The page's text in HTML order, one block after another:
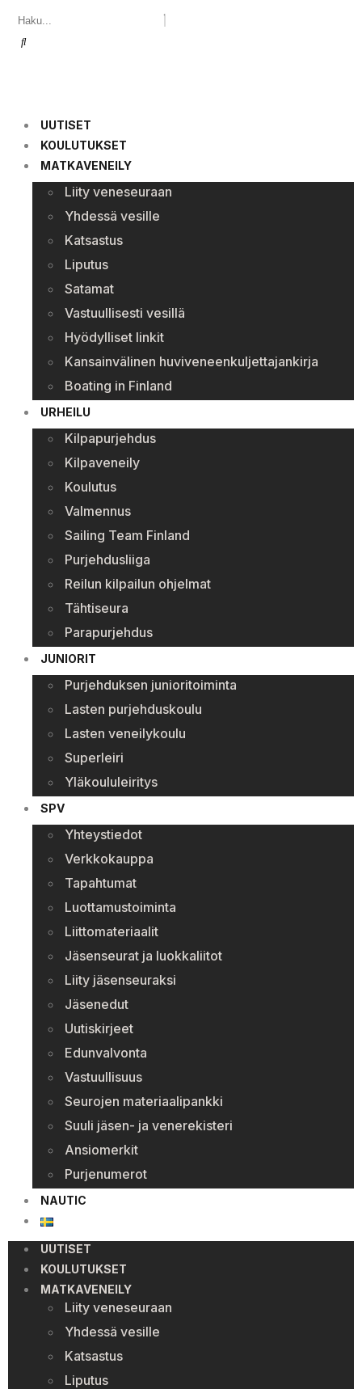
UUTISET
KOULUTUKSET
MATKAVENEILY
Liity veneseuraan
Yhdessä vesille
Katsastus
Liputus
Satamat
Vastuullisesti vesillä
Hyödylliset linkit
Kansainvälinen huviveneenkuljettajankirja
Boating in Finland
URHEILU
Kilpapurjehdus
Kilpaveneily
Koulutus
Valmennus
Sailing Team Finland
Purjehdusliiga
Reilun kilpailun ohjelmat
Tähtiseura
Parapurjehdus
JUNIORIT
Purjehduksen junioritoiminta
Lasten purjehduskoulu
Lasten veneilykoulu
Superleiri
Yläkoululeiritys
SPV
Yhteystiedot
Verkkokauppa
Tapahtumat
Luottamustoiminta
Liittomateriaalit
Jäsenseurat ja luokkaliitot
Liity jäsenseuraksi
Jäsenedut
Uutiskirjeet
Edunvalvonta
Vastuullisuus
Seurojen materiaalipankki
Suuli jäsen- ja venerekisteri
Ansiomerkit
Purjenumerot
NAUTIC
UUTISET
KOULUTUKSET
MATKAVENEILY
Liity veneseuraan
Yhdessä vesille
Katsastus
Liputus